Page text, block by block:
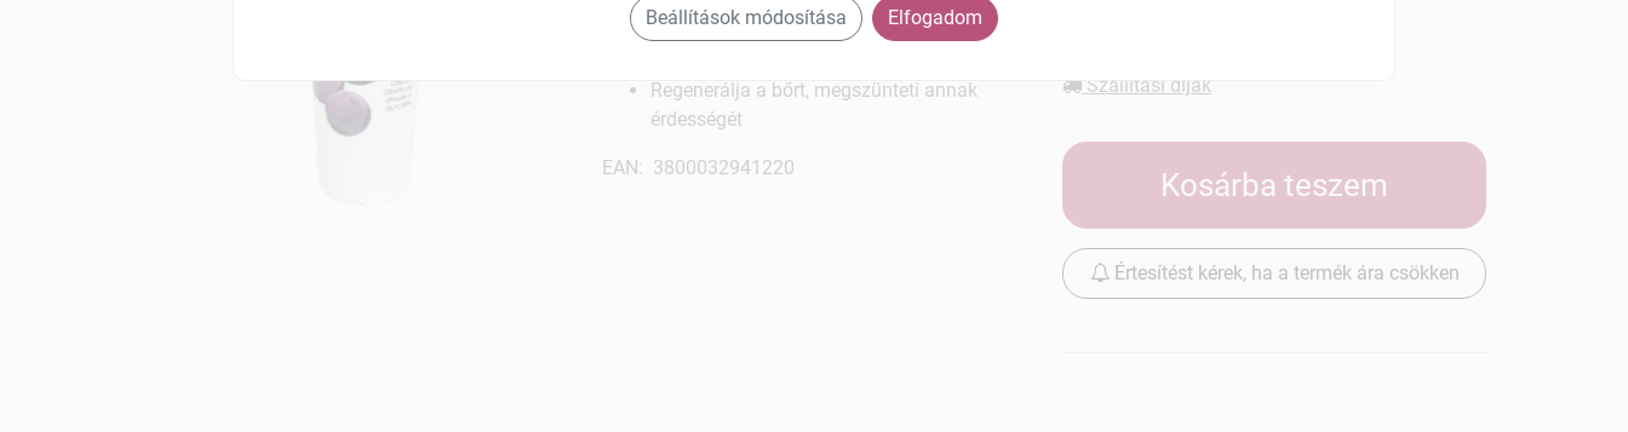
Szabályozza a pigmentáció folyamatait
Regenerálja a bőrt, megszünteti annak
érdességét
EAN: 3800032941220
Szállítási díjak
Kosárba teszem
Értesítést kérek, ha a termék ára csökken
Beállítások módosítása Elfogadom